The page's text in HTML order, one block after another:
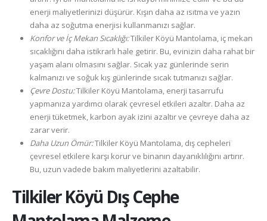
enerji maliyetlerinizi düşürür. Kışın daha az ısıtma ve yazın
daha az soğutma enerjisi kullanmanızı sağlar.
Konfor ve İç Mekan Sıcaklığı:Tilkiler Köyü Mantolama, iç mekan
sıcaklığını daha istikrarlı hale getirir. Bu, evinizin daha rahat bir
yaşam alanı olmasını sağlar. Sıcak yaz günlerinde serin
kalmanızı ve soğuk kış günlerinde sıcak tutmanızı sağlar.
Çevre Dostu:Tilkiler Köyü Mantolama, enerji tasarrufu
yapmanıza yardımcı olarak çevresel etkileri azaltır. Daha az
enerji tüketmek, karbon ayak izini azaltır ve çevreye daha az
zarar verir.
Daha Uzun Ömür:Tilkiler Köyü Mantolama, dış cepheleri
çevresel etkilere karşı korur ve binanın dayanıklılığını artırır.
Bu, uzun vadede bakım maliyetlerini azaltabilir.
Tilkiler Köyü Dış Cephe